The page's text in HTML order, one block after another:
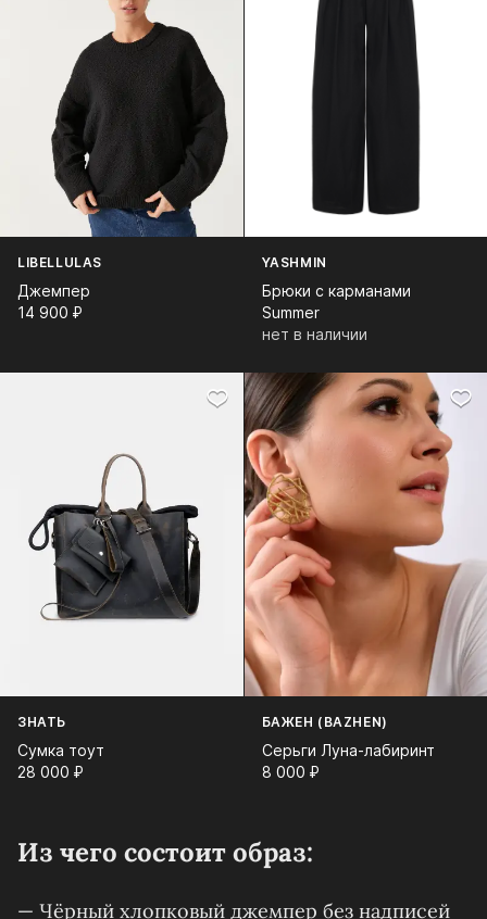
LIBELLULAS
Джемпер
14 900⁠ ⁠₽
YASHMIN
Брюки с карманами
Summer
нет в наличии
ЗНАТЬ
Сумка тоут
28 000⁠ ⁠₽
БАЖЕН (BAZHEN)
Серьги Луна-лабиринт
8 000⁠ ⁠₽
Из чего состоит образ:
— Чёрный хлопковый джемпер без надписей